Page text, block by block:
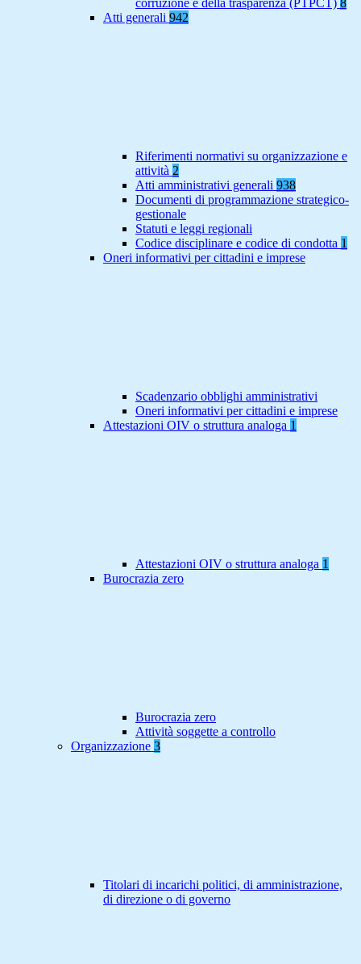
corruzione e della trasparenza (PTPCT) 8
Atti generali 942
Riferimenti normativi su organizzazione e
attività 2
Atti amministrativi generali 938
Documenti di programmazione strategico-
gestionale
Statuti e leggi regionali
Codice disciplinare e codice di condotta 1
Oneri informativi per cittadini e imprese
Scadenzario obblighi amministrativi
Oneri informativi per cittadini e imprese
Attestazioni OIV o struttura analoga 1
Attestazioni OIV o struttura analoga 1
Burocrazia zero
Burocrazia zero
Attività soggette a controllo
Organizzazione 3
Titolari di incarichi politici, di amministrazione,
di direzione o di governo